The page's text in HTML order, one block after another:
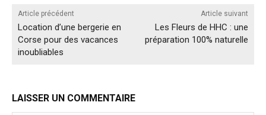
Article précédent
Location d’une bergerie en
Corse pour des vacances
inoubliables
Article suivant
Les Fleurs de HHC : une
préparation 100% naturelle
LAISSER UN COMMENTAIRE